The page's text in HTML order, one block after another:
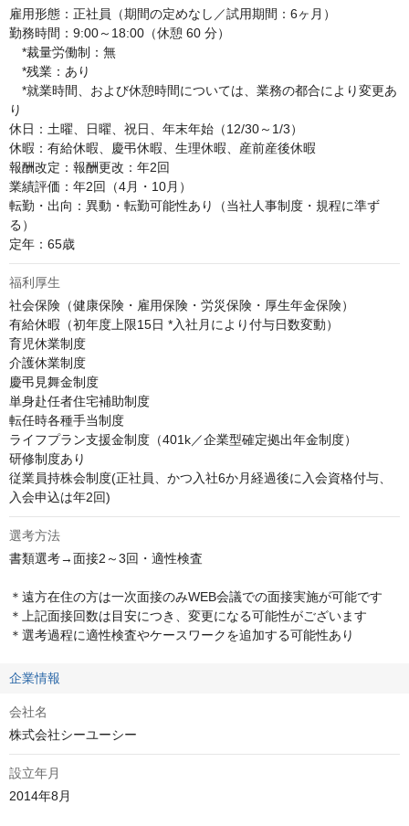
雇用形態：正社員（期間の定めなし／試用期間：6ヶ月）
勤務時間：9:00～18:00（休憩 60 分）
*裁量労働制：無
*残業：あり
*就業時間、および休憩時間については、業務の都合により変更あ
り
休日：土曜、日曜、祝日、年末年始（12/30～1/3）
休暇：有給休暇、慶弔休暇、生理休暇、産前産後休暇
報酬改定：報酬更改：年2回
業績評価：年2回（4月・10月）
転勤・出向：異動・転勤可能性あり（当社人事制度・規程に準ず
る）
定年：65歳
福利厚生
社会保険（健康保険・雇用保険・労災保険・厚生年金保険）
有給休暇（初年度上限15日 *入社月により付与日数変動）
育児休業制度
介護休業制度
慶弔見舞金制度
単身赴任者住宅補助制度
転任時各種手当制度
ライフプラン支援金制度（401k／企業型確定拠出年金制度）
研修制度あり
従業員持株会制度(正社員、かつ入社6か月経過後に入会資格付与、
入会申込は年2回)
選考方法
書類選考→面接2～3回・適性検査
＊遠方在住の方は一次面接のみWEB会議での面接実施が可能です
＊上記面接回数は目安につき、変更になる可能性がございます
＊選考過程に適性検査やケースワークを追加する可能性あり
企業情報
会社名
株式会社シーユーシー
設立年月
2014年8月